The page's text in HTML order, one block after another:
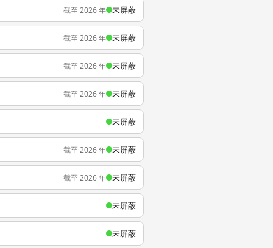
截至 2026 年 未屏蔽
截至 2026 年 未屏蔽
截至 2026 年 未屏蔽
截至 2026 年 未屏蔽
未屏蔽
截至 2026 年 未屏蔽
截至 2026 年 未屏蔽
未屏蔽
未屏蔽